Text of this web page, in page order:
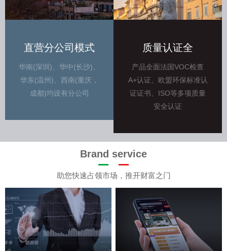
直营分公司模式
华南(深圳)、华中(长沙)、
华东(温州)、西南(重庆，
成都)均设有分公司
质量认证全
产品全面法国VOC检查
A+认证、欧盟环保标准认
证证书、ISO等多项质量
安全认证
Brand service
助您快速占领市场，推开财富之门